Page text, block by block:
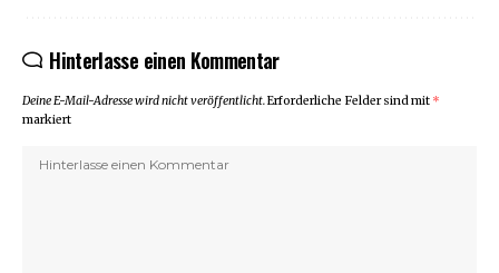
Hinterlasse einen Kommentar
Deine E-Mail-Adresse wird nicht veröffentlicht.Erforderliche Felder sind mit *
markiert